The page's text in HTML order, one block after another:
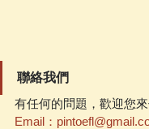
聯絡我們
有任何的問題，歡迎您
Email：